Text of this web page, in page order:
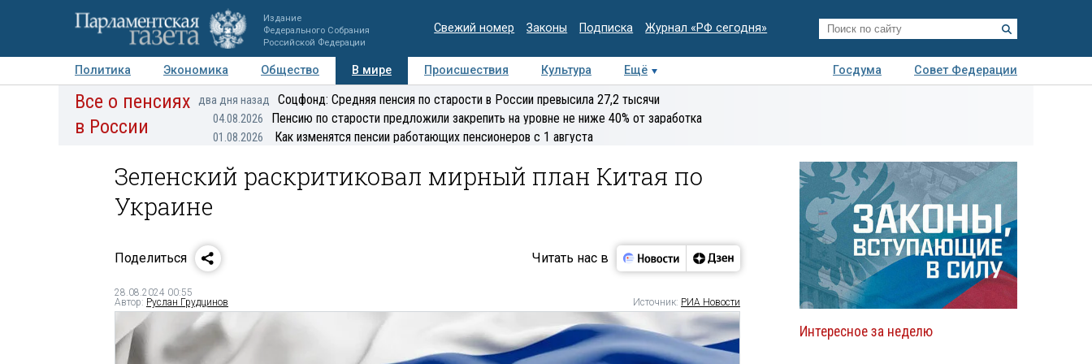
Издание
Федерального Собрания
Российской Федерации
Свежий номер Законы Подписка Журнал «РФ сегодня»
Политика Экономика Общество В мире Происшествия Культура Ещё Госдума
Совет Федерации
Авторы Персоны Мнения Регионы Медиацентр Интервью Колумнисты
Все о пенсиях
в России
два дня назад Соцфонд: Средняя пенсия по старости в России превысила 27,2 тысячи
04.08.2026 Пенсию по старости предложили закрепить на уровне не ниже 40% от заработка
01.08.2026 Как изменятся пенсии работающих пенсионеров с 1 августа
Зеленский раскритиковал мирный план Китая по
Украине
Поделиться Читать нас в
28.08.2024 00:55
Автор: Руслан Грудцинов Источник: РИА Новости
Интересное за неделю